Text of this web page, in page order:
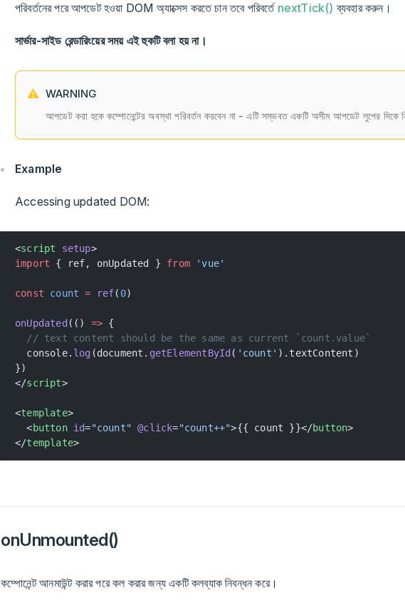
পরিবর্তনের পরে আপডেট হওয়া DOM অ্যাক্সেস করতে চান তবে পরিবর্তে nextTick() ব্যবহার করুন।
সার্ভার-সাইড রেন্ডারিংয়ের সময় এই হুকটি বলা হয় না।
WARNING
আপডেট করা হুকে কম্পোনেন্টের অবস্থা পরিবর্তন করবেন না - এটি সম্ভবত একটি অসীম আপডেট লুপের দিকে
Example
Accessing updated DOM:
<script setup>
import { ref, onUpdated } from 'vue'
const count = ref( 0)
onUpdated (() => {
  // text content should be the same as current `count.value`
  console.
log (document. getElementById ( 'count' ).textContent)
})
</script>
<template>
  <
button id="count" @click="count++">{{ count }}</button>
</template>
onUnmounted()
কম্পোনেন্ট আনমাউন্ট করার পরে কল করার জন্য একটি কলব্যাক নিবন্ধন করে।